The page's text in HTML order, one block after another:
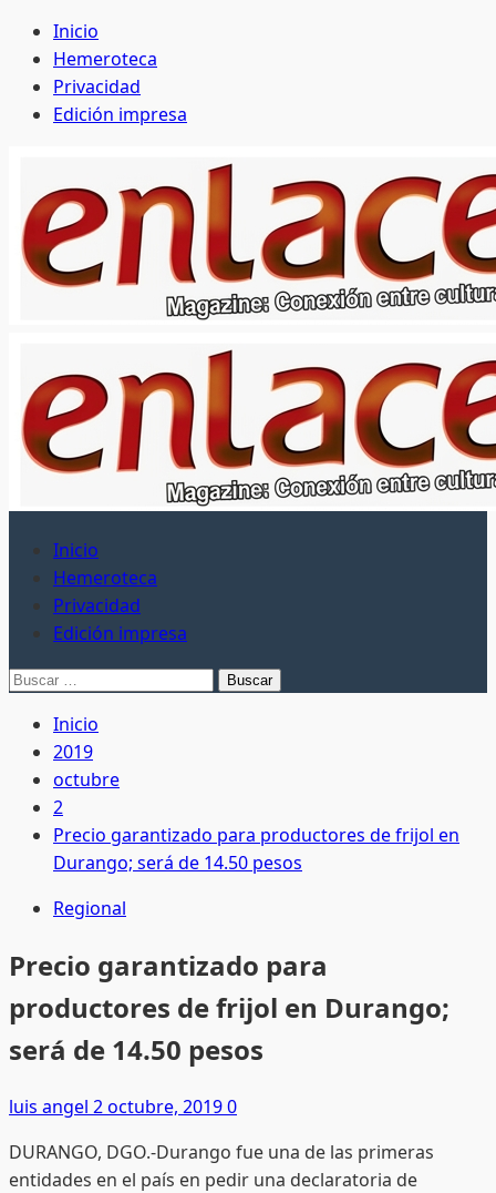
Saltar
contenido
Inicio
Hemeroteca
Privacidad
Edición impresa
principal
Inicio
Hemeroteca
Privacidad
Edición impresa
Buscar:
Inicio
2019
octubre
2
Precio garantizado para productores de frijol en
Durango; será de 14.50 pesos
Regional
Precio garantizado para
productores de frijol en Durango;
será de 14.50 pesos
luis angel 2 octubre, 20190
DURANGO, DGO.-Durango fue una de las primeras
entidades en el país en pedir una declaratoria de